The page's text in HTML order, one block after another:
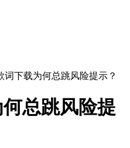
词下载为何总跳风险提示？
总跳风险提